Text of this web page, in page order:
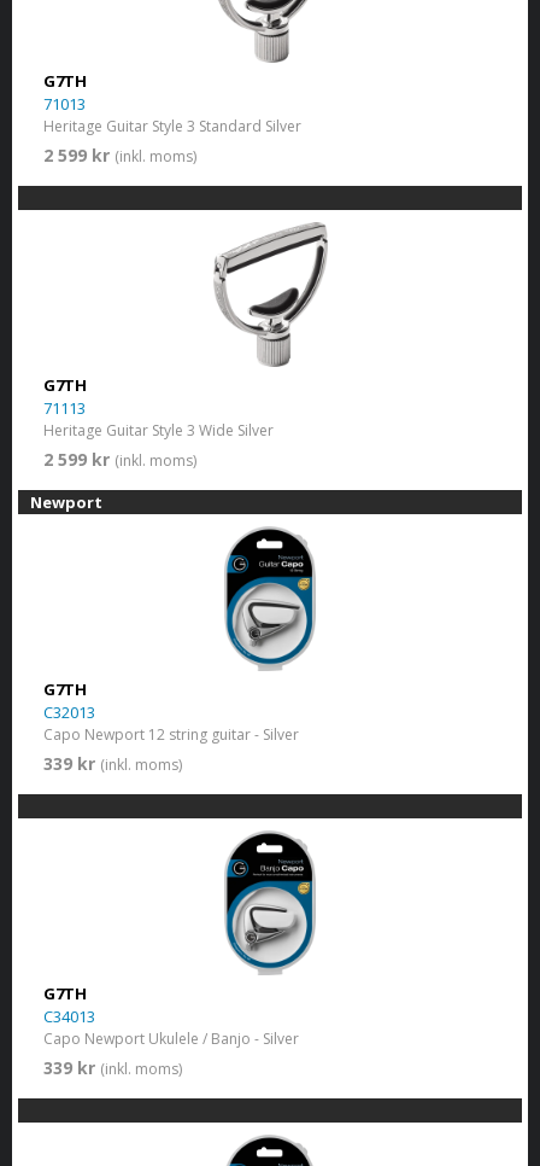
G7TH
71013
Heritage Guitar Style 3 Standard Silver
2 599 kr (inkl. moms)
G7TH
71113
Heritage Guitar Style 3 Wide Silver
2 599 kr (inkl. moms)
Newport
G7TH
C32013
Capo Newport 12 string guitar - Silver
339 kr (inkl. moms)
G7TH
C34013
Capo Newport Ukulele / Banjo - Silver
339 kr (inkl. moms)